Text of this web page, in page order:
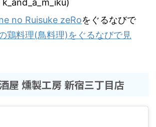
no Ruisuke zeRoをぐるなびで
鶏料理(鳥料理)をぐるなびで見
屋 燻製工房 新宿三丁目店